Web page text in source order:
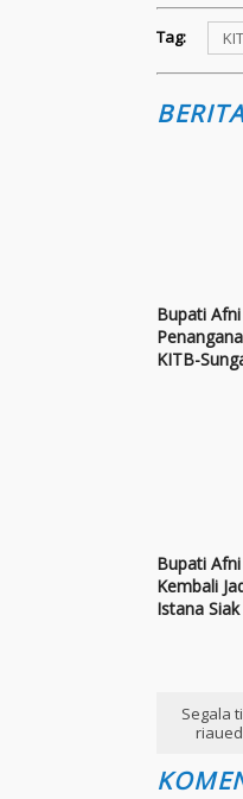
Tag:
Bupati
KITB-
Bupati
Kembali
Istana Siak
Segala